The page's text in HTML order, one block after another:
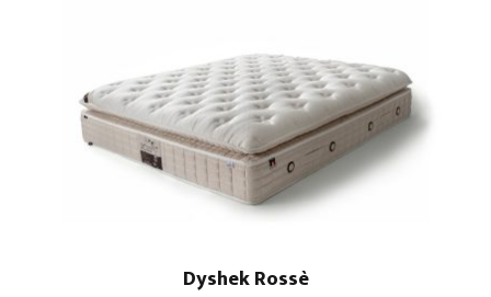
Dyshek Rossè